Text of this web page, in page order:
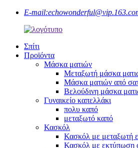
E-mail:
Σπίτι
Προϊόντα
Μάσκα ματιών
Μεταξωτή μάσκα
Μάσκα ματιών από
Βελούδινη μάσκα
Γυναικείο καπελλάκι
πολυ καπό
μεταξωτό καπό
Κασκόλ
Κασκόλ με μεταξωτή
Κασκόλ με εκτύπωση